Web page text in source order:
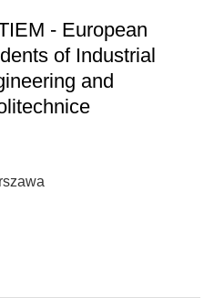
- European
of Industrial
and